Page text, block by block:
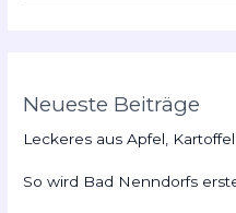
Neueste Beiträge
Leckeres aus Apfel,
So wird Bad Nenndorfs